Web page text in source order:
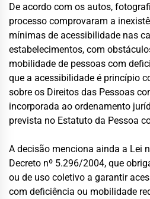
De acordo com os autos,
processo comprovaram a
mínimas de acessibilidade nas
estabelecimentos, com
mobilidade de pessoas com
que a acessibilidade é princípio
sobre os Direitos das Pessoas
incorporada ao ordenamento
prevista no Estatuto da Pessoa
A decisão menciona ainda a Lei
Decreto nº 5.296/2004, que
ou de uso coletivo a garantir
com deficiência ou mobilidade